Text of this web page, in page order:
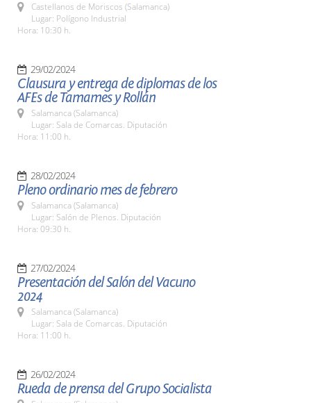
Castellanos de Moriscos (Salamanca)
Lugar: Polígono Industrial
Hora: 10:30 h.
29/02/2024
Clausura y entrega de diplomas de los
AFEs de Tamames y Rollán
Salamanca (Salamanca)
Lugar: Sala de Comarcas. Diputación
Hora: 11:00 h.
28/02/2024
Pleno ordinario mes de febrero
Salamanca (Salamanca)
Lugar: Salón de Plenos. Diputación
Hora: 09:30 h.
27/02/2024
Presentación del Salón del Vacuno
2024
Salamanca (Salamanca)
Lugar: Sala de Comarcas. Diputación
Hora: 11:00 h.
26/02/2024
Rueda de prensa del Grupo Socialista